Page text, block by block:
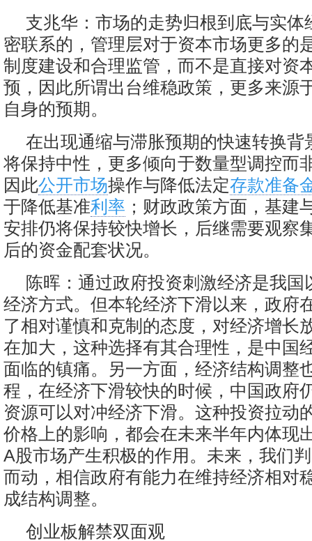
支兆华：市场的走势归根到底与实体
密联系的，管理层对于资本市场更多的
制度建设和合理监管，而不是直接对资
预，因此所谓出台维稳政策，更多来源
自身的预期。
在出现通缩与滞胀预期的快速转换背
将保持中性，更多倾向于数量型调控而
因此公开市场操作与降低法定存款准备
于降低基准利率 ；财政政策方面，基建
安排仍将保持较快增长，后继需要观察
后的资金配套状况。
陈晖：通过政府投资刺激经济是我国
经济方式。但本轮经济下滑以来，政府
了相对谨慎和克制的态度，对经济增长
在加大，这种选择有其合理性，是中国
面临的镇痛。另一方面，经济结构调整
程，在经济下滑较快的时候，中国政府
资源可以对冲经济下滑。这种投资拉动
价格上的影响，都会在未来半年内体现
A股市场产生积极的作用。未来，我们
而动，相信政府有能力在维持经济相对
成结构调整。
创业板解禁双面观